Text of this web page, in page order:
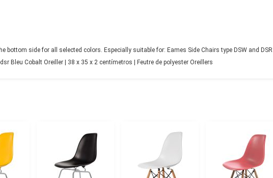
bottom side for all selected colors. Especially suitable for: Eames Side Chairs type DSW and DSR
Bleu Cobalt Oreiller | 38 x 35 x 2 centímetros | Feutre de polyester Oreillers